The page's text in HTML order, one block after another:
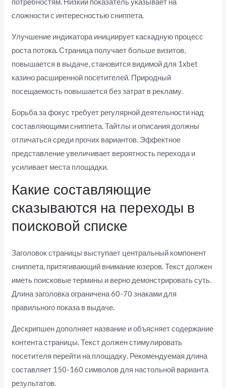
сложности с интересностью сниппета.
Улучшение индикатора инициирует каскадную процесс
роста потока. Страница получает больше визитов,
повышается в выдаче, становится видимой для 1xbet
казино расширенной посетителей. Природный
посещаемость повышается без затрат в рекламу.
Борьба за фокус требует регулярной деятельности над
составляющими сниппета. Тайтлы и описания должны
отличаться среди прочих вариантов. Эффектное
представление увеличивает вероятность перехода и
усиливает места площадки.
Какие составляющие
сказываются на переходы в
поисковой списке
Заголовок страницы выступает центральный компонент
сниппета, притягивающий внимание юзеров. Текст должен
иметь поисковые термины и верно демонстрировать суть.
Длина заголовка ограничена 60-70 знаками для
правильного показа в выдаче.
Дескрипшен дополняет название и объясняет содержание
контента страницы. Текст должен стимулировать
посетителя перейти на площадку. Рекомендуемая длина
составляет 150-160 символов для настольной варианта
результатов.